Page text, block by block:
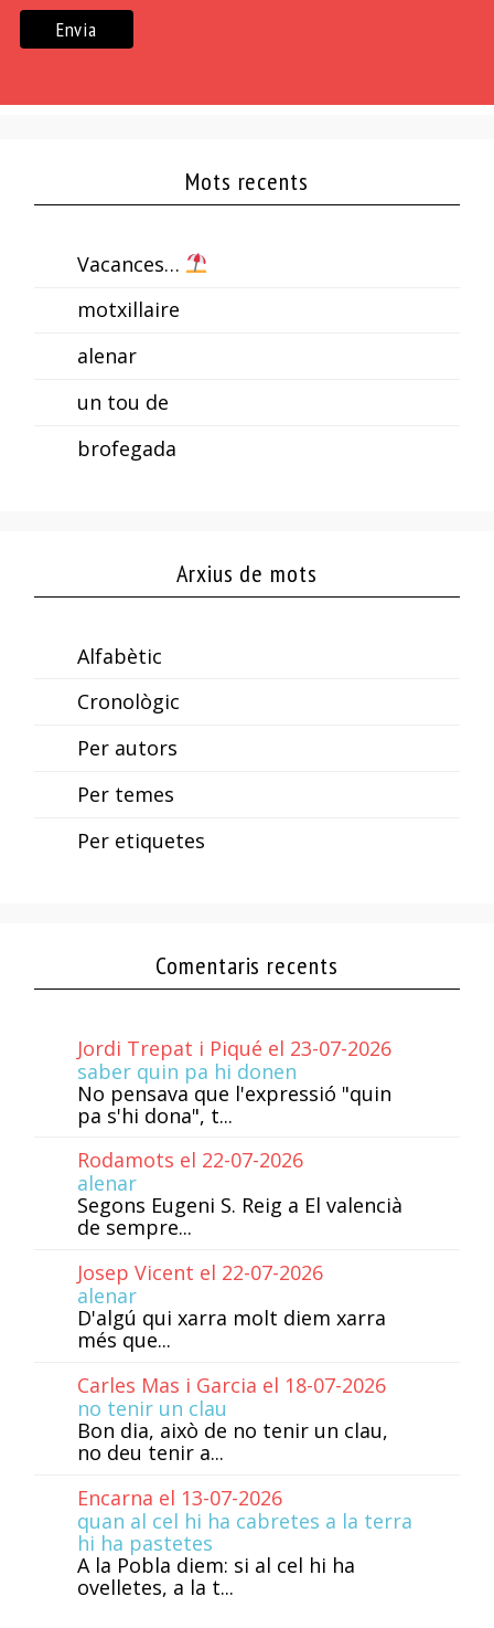
Mots recents
Vacances…
motxillaire
alenar
un tou de
brofegada
Arxius de mots
Alfabètic
Cronològic
Per autors
Per temes
Per etiquetes
Comentaris recents
Jordi Trepat i Piqué el 23-07-2026
saber quin pa hi donen
No pensava que l'expressió "quin
pa s'hi dona", t...
Rodamots el 22-07-2026
alenar
Segons Eugeni S. Reig a El valencià
de sempre...
Josep Vicent el 22-07-2026
alenar
D'algú qui xarra molt diem xarra
més que...
Carles Mas i Garcia el 18-07-2026
no tenir un clau
Bon dia, això de no tenir un clau,
no deu tenir a...
Encarna el 13-07-2026
quan al cel hi ha cabretes a la terra
hi ha pastetes
A la Pobla diem: si al cel hi ha
ovelletes, a la t...